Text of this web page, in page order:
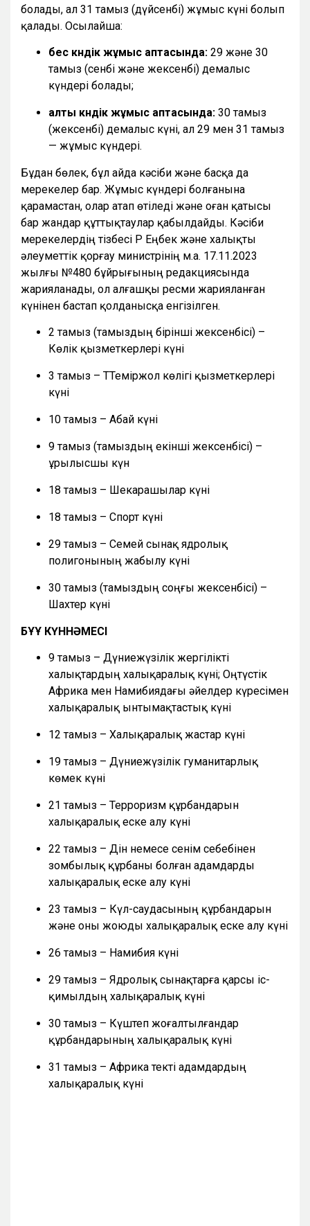
болады, ал 31 тамыз (дүйсенбі) жұмыс күні болып
қалады. Осылайша:
бес күндік жұмыс аптасында: 29 және 30
тамыз (сенбі және жексенбі) демалыс
күндері болады;
алты күндік жұмыс аптасында: 30 тамыз
(жексенбі) демалыс күні, ал 29 мен 31 тамыз
— жұмыс күндері.
Бұдан бөлек, бұл айда кәсіби және басқа да
мерекелер бар. Жұмыс күндері болғанына
қарамастан, олар атап өтіледі және оған қатысы
бар жандар құттықтаулар қабылдайды. Кәсіби
мерекелердің тізбесі ҚР Еңбек және халықты
әлеуметтік қорғау министрінің м.а. 17.11.2023
жылғы №480 бұйрығының редакциясында
жарияланады, ол алғашқы ресми жарияланған
күнінен бастап қолданысқа енгізілген.
2 тамыз (тамыздың бірінші жексенбісі) –
Көлік қызметкерлері күні
3 тамыз – ТТеміржол көлігі қызметкерлері
күні
10 тамыз – Абай күні
9 тамыз (тамыздың екінші жексенбісі) –
Құрылысшы күн
18 тамыз – Шекарашылар күні
18 тамыз – Спорт күні
29 тамыз – Семей сынақ ядролық
полигонының жабылу күні
30 тамыз (тамыздың соңғы жексенбісі) –
Шахтер күні
БҰҰ КҮННӘМЕСІ
9 тамыз – Дүниежүзілік жергілікті
халықтардың халықаралық күні; Оңтүстік
Африка мен Намибиядағы әйелдер күресімен
халықаралық ынтымақтастық күні
12 тамыз – Халықаралық жастар күні
19 тамыз – Дүниежүзілік гуманитарлық
көмек күні
21 тамыз – Терроризм құрбандарын
халықаралық еске алу күні
22 тамыз – Дін немесе сенім себебінен
зомбылық құрбаны болған адамдарды
халықаралық еске алу күні
23 тамыз – Күл-саудасының құрбандарын
және оны жоюды халықаралық еске алу күні
26 тамыз – Намибия күні
29 тамыз – Ядролық сынақтарға қарсы іс-
қимылдың халықаралық күні
30 тамыз – Күштеп жоғалтылғандар
құрбандарының халықаралық күні
31 тамыз – Африка текті адамдардың
халықаралық күні